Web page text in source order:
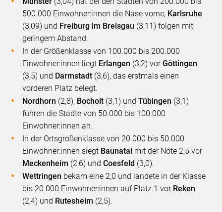
500.000 Einwohner:innen die Nase vorne, Karlsruhe
(3,09) und Freiburg im Breisgau (3,11) folgen mit
geringem Abstand.
In der Größenklasse von 100.000 bis 200.000
Einwohner:innen liegt Erlangen (3,2) vorGöttingen
(3,5) und Darmstadt (3,6), das erstmals einen
vorderen Platz belegt.
Nordhorn (2,8), Bocholt (3,1) undTübingen (3,1)
führen die Städte von 50.000 bis 100.000
Einwohner:innen an.
In der Ortsgrößenklasse von 20.000 bis 50.000
Einwohner:innen siegt Baunatal mit der Note 2,5 vor
Meckenheim (2,6) undCoesfeld (3,0).
Wettringen bekam eine 2,0 und landete in der Klasse
bis 20.000 Einwohner:innen auf Platz 1 vor Reken
(2,4) und Rutesheim (2,5).